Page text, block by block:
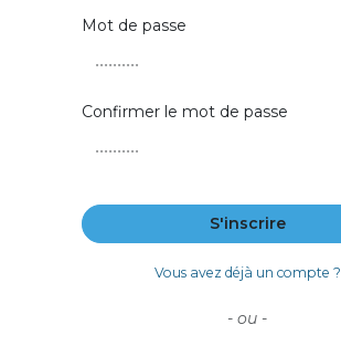
Mot de passe
Confirmer le mot de passe
S'inscrire
Vous avez déjà un compte ?
- ou -